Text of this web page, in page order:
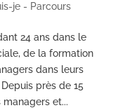
je - Parcours
24 ans dans le
de la formation
dans leurs
près de 15
et...